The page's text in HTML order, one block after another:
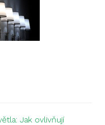
Jak ovlivňují